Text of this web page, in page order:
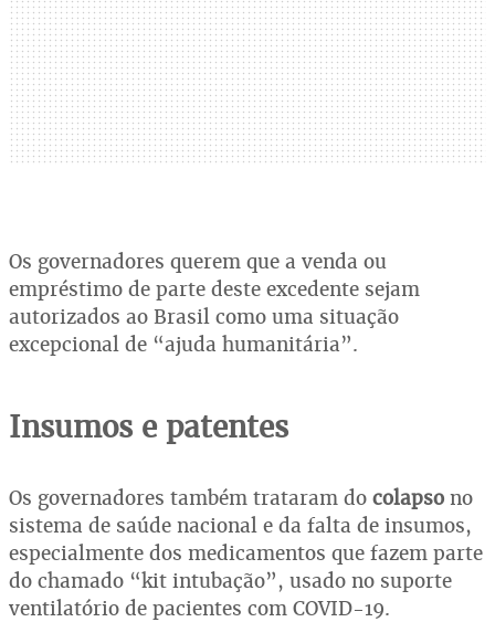
Os governadores querem que a venda ou
empréstimo de parte deste excedente sejam
autorizados ao Brasil como uma situação
excepcional de “ajuda humanitária”.
Insumos e patentes
Os governadores também trataram do colapso no
sistema de saúde nacional e da falta de insumos,
especialmente dos medicamentos que fazem parte
do chamado “kit intubação”, usado no suporte
ventilatório de pacientes com COVID-19.